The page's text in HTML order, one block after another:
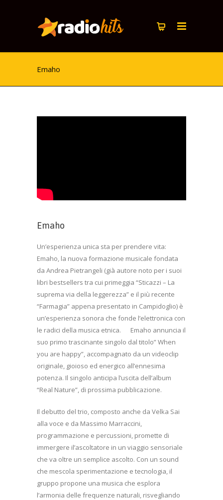
Emaho
Emaho
Un’esperienza unica sta per prendere vita:
Emaho, la nuova formazione musicale fondata
da Andrea Pietrangeli (già autore noto per i suoi
libri bestsellers tra cui primeggia “Sticazzi – La
suprema via della leggerezza” e il più recente
“Farmagia” appena presentato in Campidoglio) è
un’esperienza sonora che fonde l’elettronica con
le radici della musica etnica. Emaho annuncia il
suo primo trascinante singolo dal titolo” When
you are happy”, accompagnato da un videoclip
originale, gioioso ed energico all’ennesima
potenza. Il singolo anticipa l’uscita dell’album
“Real Nature”, di prossima pubblicazione.
Il debutto del trio, composto anche da Velka Sai
alla voce e da Massimo Marraccini,
programmazione e percussioni, promette di
immergere il’ascoltatore in un viaggio sensoriale
che va oltre un semplice ascolto. Con un sound
che mescola sperimentazione e tecnologia, il
gruppo propone una musica che esplora
l’armonia delle frequenze naturali, risvegliando